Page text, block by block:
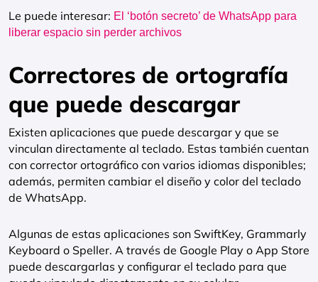
Le puede interesar: El ‘botón secreto’ de WhatsApp para
liberar espacio sin perder archivos
Correctores de ortografía
que puede descargar
Existen aplicaciones que puede descargar y que se
vinculan directamente al teclado. Estas también cuentan
con corrector ortográfico con varios idiomas disponibles;
además, permiten cambiar el diseño y color del teclado
de WhatsApp.
Algunas de estas aplicaciones son SwiftKey, Grammarly
Keyboard o Speller. A través de Google Play o App Store
puede descargarlas y configurar el teclado para que